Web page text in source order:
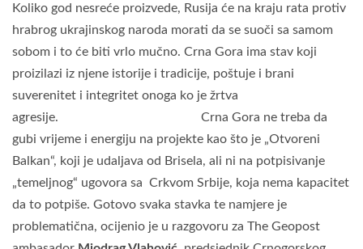
Koliko god nesreće proizvede, Rusija će na kraju rata protiv
hrabrog ukrajinskog naroda morati da se suoči sa samom
sobom i to će biti vrlo mučno. Crna Gora ima stav koji
proizilazi iz njene istorije i tradicije, poštuje i brani
suverenitet i integritet onoga ko je žrtva
agresije. Crna Gora ne treba da
gubi vrijeme i energiju na projekte kao što je „Otvoreni
Balkan“, koji je udaljava od Brisela, ali ni na potpisivanje
„temeljnog“ ugovora sa Crkvom Srbije, koja nema kapacitet
da to potpiše. Gotovo svaka stavka te namjere je
problematična, ocijenio je u razgovoru za The Geopost